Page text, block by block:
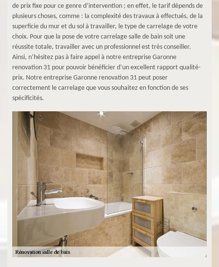
de prix fixe pour ce genre d’intervention ; en effet, le tarif dépends de
plusieurs choses, comme : la complexité des travaux à effectués, de la
superficie du mur et du sol à travailler, le type de carrelage de votre
choix. Pour que la pose de votre carrelage salle de bain soit une
réussite totale, travailler avec un professionnel est très conseiller.
Ainsi, n’hésitez pas à faire appel à notre entreprise Garonne
renovation 31 pour pouvoir bénéficier d’un excellent rapport qualité-
prix. Notre entreprise Garonne renovation 31 peut poser
correctement le carrelage que vous souhaitez en fonction de ses
spécificités.